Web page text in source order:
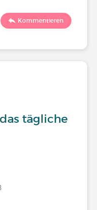
Kommentieren
tägliche